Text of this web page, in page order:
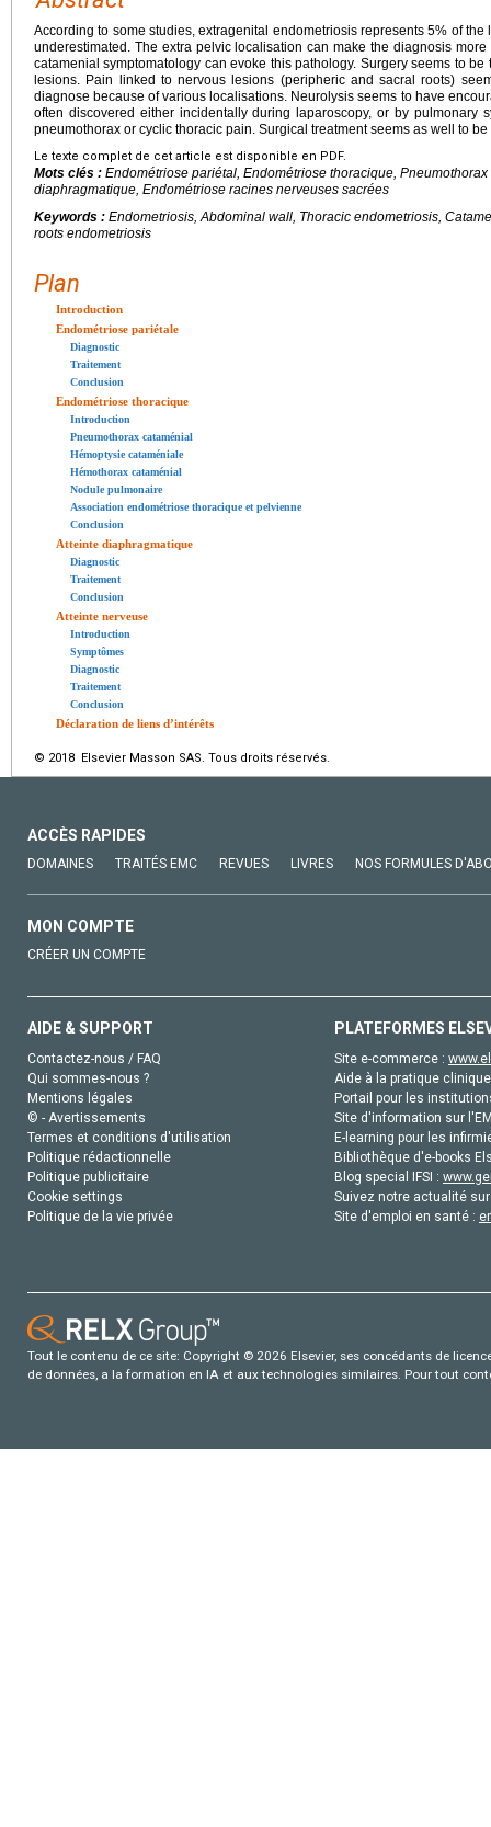
According to some studies, extragenital endometriosis represents 5% of
underestimated. The extra pelvic localisation can make the diagnosis
catamenial symptomatology can evoke this pathology. Surgery seems to
lesions. Pain linked to nervous lesions (peripheric and sacral roots)
diagnose because of various localisations. Neurolysis seems to have
often discovered either incidentally during laparoscopy, or by pulmonary
pneumothorax or cyclic thoracic pain. Surgical treatment seems as well to be
Le texte complet de cet article est disponible en PDF.
Mots clés : Endométriose pariétal, Endométriose thoracique,
diaphragmatique, Endométriose racines nerveuses sacrées
Keywords : Endometriosis, Abdominal wall, Thoracic endometriosis,
roots endometriosis
Plan
Introduction
Endométriose pariétale
Diagnostic
Traitement
Conclusion
Endométriose thoracique
Introduction
Pneumothorax cataménial
Hémoptysie cataméniale
Hémothorax cataménial
Nodule pulmonaire
Association endométriose thoracique et pelvienne
Conclusion
Atteinte diaphragmatique
Diagnostic
Traitement
Conclusion
Atteinte nerveuse
Introduction
Symptômes
Diagnostic
Traitement
Conclusion
Déclaration de liens d’intérêts
© 2018 Elsevier Masson SAS. Tous droits réservés.
ACCÈS RAPIDES
DOMAINES TRAITÉS EMC REVUES LIVRES NOS FORMULES
MON COMPTE
CRÉER UN COMPTE
AIDE & SUPPORT
Contactez-nous / FAQ
Qui sommes-nous ?
Mentions légales
© - Avertissements
Termes et conditions d'utilisation
Politique rédactionnelle
Politique publicitaire
Cookie settings
Politique de la vie privée
PLATEFORMES
Site e-commerce :
Aide à la pratique
Portail pour les
Site d'information sur
E-learning pour les
Bibliothèque d'e-books
Blog special IFSI :
Suivez notre actualité
Site d'emploi en santé :
Tout le contenu de ce site: Copyright © 2026 Elsevier, ses concédants de
de données, a la formation en IA et aux technologies similaires. Pour tout